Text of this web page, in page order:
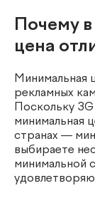
Почему
цена
Минимальная
рекламных
Поскольку
минимальная
странах —
выбираете
минимальной